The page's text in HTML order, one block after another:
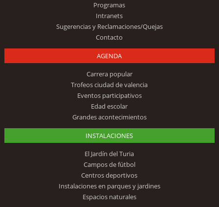
Programas
Intranets
Sugerencias y Reclamaciones/Quejas
Contacto
AGENDA
Carrera popular
Trofeos ciudad de valencia
Eventos participativos
Edad escolar
Grandes acontecimientos
INSTALACIONES
El Jardín del Turia
Campos de fútbol
Centros deportivos
Instalaciones en parques y jardines
Espacios naturales